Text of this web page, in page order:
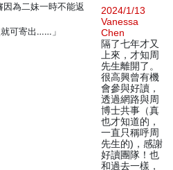
為二妹一時不能返
可寄出……」
2024/1/13
Vanessa
Chen
隔了七年才又
上來，才知周
先生離開了。
很高興曾有機
會參與好讀，
透過網路與周
博士共事（真
也才知道的，
一直只稱呼周
先生的)，感謝
好讀團隊！也
和過去一樣，